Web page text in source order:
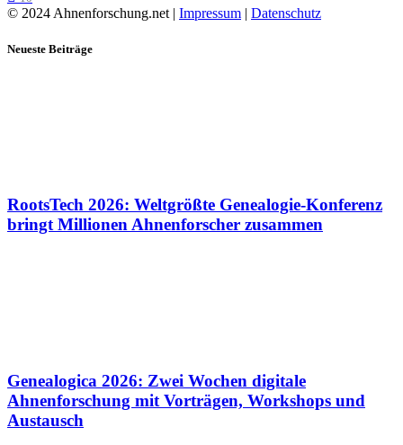
© 2024 Ahnenforschung.net | Impressum | Datenschutz
Neueste Beiträge
RootsTech 2026: Weltgrößte Genealogie-Konferenz
bringt Millionen Ahnenforscher zusammen
Genealogica 2026: Zwei Wochen digitale
Ahnenforschung mit Vorträgen, Workshops und
Austausch